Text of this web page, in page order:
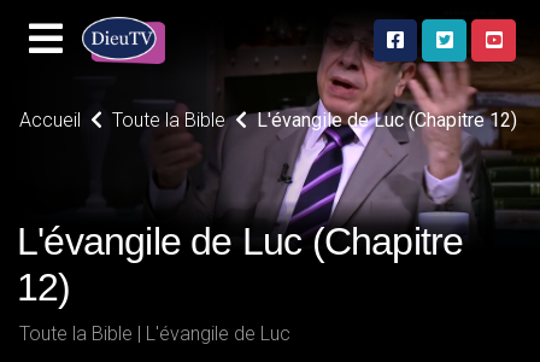
Accueil Toute la Bible L'évangile de Luc (Chapitre 12)
L'évangile de Luc (Chapitre
12)
Toute la Bible | L'évangile de Luc